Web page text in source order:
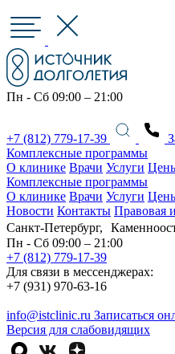
Пн - Сб 09:00 – 21:00
+7 (812) 779-17-39
Комплексные программы
О клинике Врачи Услуги
Комплексные программы
О клинике Врачи Услуги
Новости Контакты Правовая
Санкт-Петербург,
Пн - Сб 09:00 – 21:00
+7 (812) 779-17-39
Для связи в мессенджерах:
+7 (931) 970-63-16
info@istclinic.ru Записаться
Версия для слабовидящих